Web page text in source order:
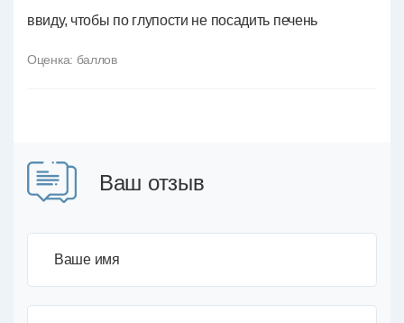
ввиду, чтобы по глупости не посадить печень
Оценка: баллов
Ваш отзыв
Ваше имя